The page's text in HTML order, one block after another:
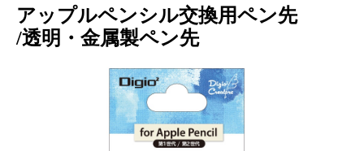
アップルペンシル交換用ペン先
/透明・金属製ペン先